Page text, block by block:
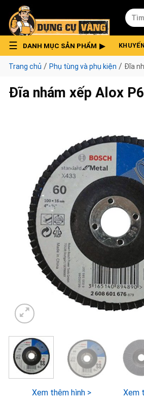
content
Tìm
kiếm:
DANH MỤC SẢN PHẨM
Trang chủ / Phụ tùng và phụ kiện / Đĩa
Đĩa nhám xếp Alox
Xem thêm hình > Xem